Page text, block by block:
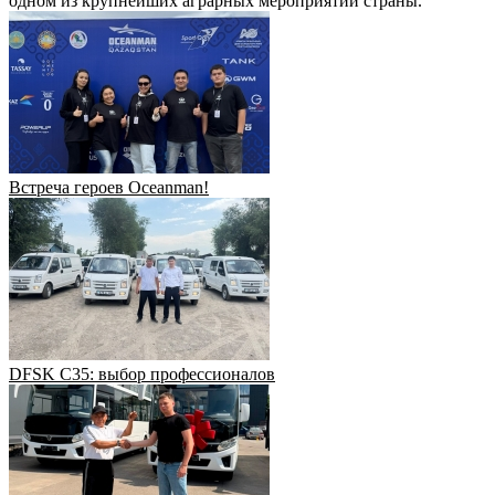
Встреча героев Oceanman!
DFSK C35: выбор профессионалов